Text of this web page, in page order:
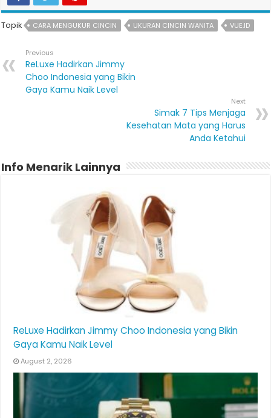
Topik CARA MENGUKUR CINCIN UKURAN CINCIN WANITA VUE.ID
Previous
ReLuxe Hadirkan Jimmy
Choo Indonesia yang Bikin
Gaya Kamu Naik Level
Next
Simak 7 Tips Menjaga
Kesehatan Mata yang Harus
Anda Ketahui
Info Menarik Lainnya
ReLuxe Hadirkan Jimmy Choo Indonesia yang Bikin
Gaya Kamu Naik Level
August 2, 2026